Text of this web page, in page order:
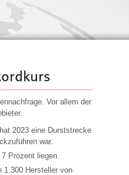
Vor allem der
2023 eine Durststrecke
war.
Prozent liegen.
1.300 Hersteller von